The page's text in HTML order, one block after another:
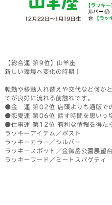
【総合運 第9位】山羊座
新しい環境へ変化の時期！
転勤や移動入れ替えや交代など何か
てが良好に流れる前触れです。
●金 運 第02位 店頭よりも通販で
●恋愛運 第06位 話す時間を思いっ
●仕事運 第12位 有利な情報を得た
ラッキーアイテム／ポスト
ラッキーカラー／シルバー
ラッキースポット／金御岳公園展望台
ラッキーフード／ミートスパゲティ